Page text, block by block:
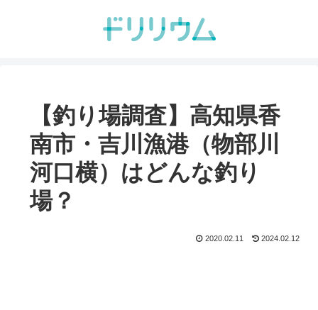
【釣り場調査】高知県香
南市・吉川漁港（物部川
河口横）はどんな釣り
場？
2020.02.11 2024.02.12